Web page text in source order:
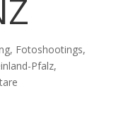
, Fotoshootings,
Pfalz,